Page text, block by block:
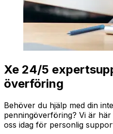
Xe 24/5
överföring
Behöver du hjälp med din
penningöverföring? Vi är
oss idag för personlig